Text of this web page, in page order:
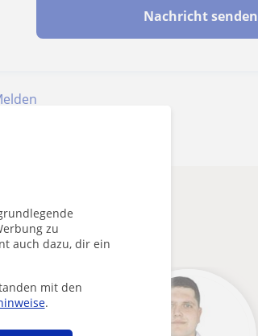
zu
auch dazu, dir ein
mit den
.
Nachricht senden
könnten